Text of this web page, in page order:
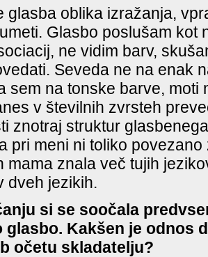
glasba oblika izražanja,
Glasbo poslušam kot
ne vidim barv,
Seveda ne na enak
sem na tonske barve, moti
v številnih zvrsteh
znotraj struktur
pri meni ni toliko
mama znala več tujih
dveh jezikih.
si se soočala
glasbo. Kakšen je odnos
očetu skladatelju?